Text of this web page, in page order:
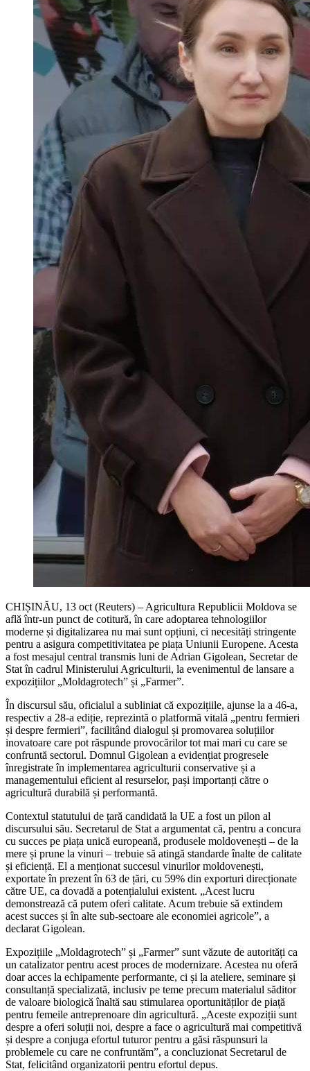
CHIȘINĂU, 13 oct (Reuters) – Agricultura Republicii Moldova se
află într-un punct de cotitură, în care adoptarea tehnologiilor
moderne și digitalizarea nu mai sunt opțiuni, ci necesități stringente
pentru a asigura competitivitatea pe piața Uniunii Europene. Acesta
a fost mesajul central transmis luni de Adrian Gigolean, Secretar de
Stat în cadrul Ministerului Agriculturii, la evenimentul de lansare a
expozițiilor „Moldagrotech” și „Farmer”.
În discursul său, oficialul a subliniat că expozițiile, ajunse la a 46-a,
respectiv a 28-a ediție, reprezintă o platformă vitală „pentru fermieri
și despre fermieri”, facilitând dialogul și promovarea soluțiilor
inovatoare care pot răspunde provocărilor tot mai mari cu care se
confruntă sectorul. Domnul Gigolean a evidențiat progresele
înregistrate în implementarea agriculturii conservative și a
managementului eficient al resurselor, pași importanți către o
agricultură durabilă și performantă.
Contextul statutului de țară candidată la UE a fost un pilon al
discursului său. Secretarul de Stat a argumentat că, pentru a concura
cu succes pe piața unică europeană, produsele moldovenești – de la
mere și prune la vinuri – trebuie să atingă standarde înalte de calitate
și eficiență. El a menționat succesul vinurilor moldovenești,
exportate în prezent în 63 de țări, cu 59% din exporturi direcționate
către UE, ca dovadă a potențialului existent. „Acest lucru
demonstrează că putem oferi calitate. Acum trebuie să extindem
acest succes și în alte sub-sectoare ale economiei agricole”, a
declarat Gigolean.
Expozițiile „Moldagrotech” și „Farmer” sunt văzute de autorități ca
un catalizator pentru acest proces de modernizare. Acestea nu oferă
doar acces la echipamente performante, ci și la ateliere, seminare și
consultanță specializată, inclusiv pe teme precum materialul săditor
de valoare biologică înaltă sau stimularea oportunităților de piață
pentru femeile antreprenoare din agricultură. „Aceste expoziții sunt
despre a oferi soluții noi, despre a face o agricultură mai competitivă
și despre a conjuga efortul tuturor pentru a găsi răspunsuri la
problemele cu care ne confruntăm”, a concluzionat Secretarul de
Stat, felicitând organizatorii pentru efortul depus.